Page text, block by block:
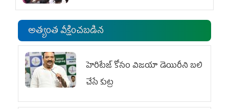
అత్యంత వీక్షించబడిన
హెరిటేజ్ కోసం విజయా డెయిరీని బలి
చేసే కుట్ర‌